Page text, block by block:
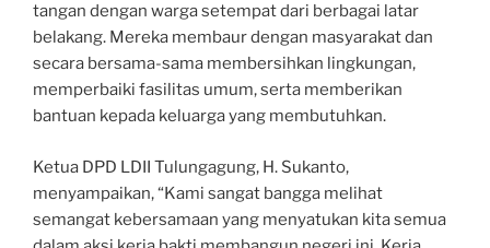
tangan dengan warga setempat dari berbagai latar
belakang. Mereka membaur dengan masyarakat dan
secara bersama-sama membersihkan lingkungan,
memperbaiki fasilitas umum, serta memberikan
bantuan kepada keluarga yang membutuhkan.
Ketua DPD LDII Tulungagung, H. Sukanto,
menyampaikan, “Kami sangat bangga melihat
semangat kebersamaan yang menyatukan kita semua